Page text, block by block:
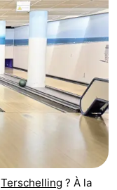
Terschelling ? À la